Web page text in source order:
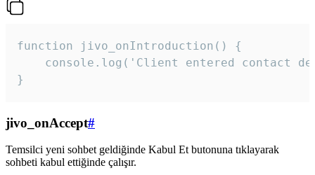
function jivo_onIntroduction() {
console.log('Client entered contact
}
jivo_onAccept#
Temsilci yeni sohbet geldiğinde Kabul Et butonuna tıklayarak
sohbeti kabul ettiğinde çalışır.